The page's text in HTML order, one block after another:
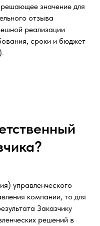
значение для
отзыва
реализации
сроки и бюджет
управленческого
компании, то для
Заказчику
решений в